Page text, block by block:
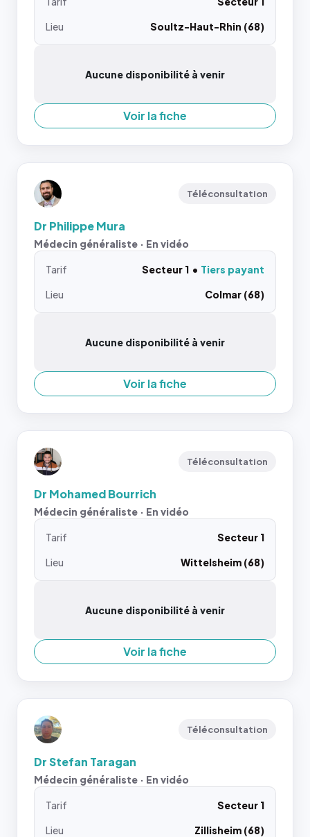
Lieu
Soultz-Haut-Rhin (68)
Aucune disponibilité à venir
Voir la fiche
Téléconsultation
Dr Philippe Mura
Médecin généraliste · En vidéo
Tarif Secteur 1
Tiers payant
Lieu
Colmar (68)
Aucune disponibilité à venir
Voir la fiche
Téléconsultation
Dr Mohamed Bourrich
Médecin généraliste · En vidéo
Tarif
Secteur 1
Lieu
Wittelsheim (68)
Aucune disponibilité à venir
Voir la fiche
Téléconsultation
Dr Stefan Taragan
Médecin généraliste · En vidéo
Tarif
Secteur 1
Lieu
Zillisheim (68)